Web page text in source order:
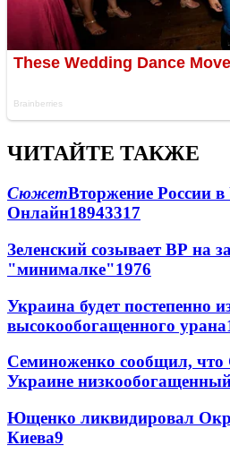
ЧИТАЙТЕ ТАКЖЕ
СюжетВторжение России в
Онлайн18943317
Зеленский созывает ВР на
"минималке"1976
Украина будет постепенно
высокообогащенного урана
Семиноженко сообщил,
Украине
Ющенко ликвидировал
Киева9